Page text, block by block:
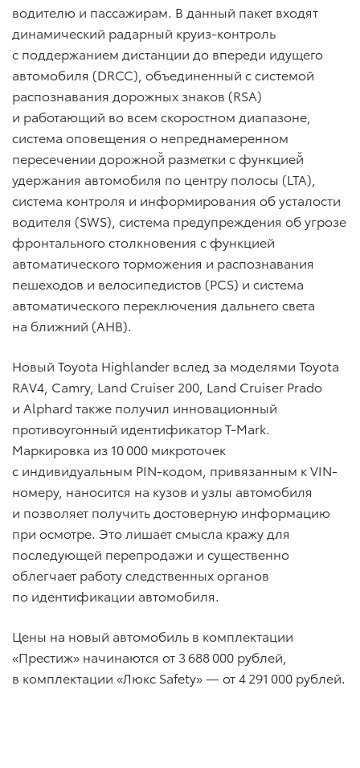
водителю и пассажирам. В данный пакет входят
динамический радарный круиз-контроль
с поддержанием дистанции до впереди идущего
автомобиля (DRCC), объединенный с системой
распознавания дорожных знаков (RSA)
и работающий во всем скоростном диапазоне,
cистема оповещения о непреднамеренном
пересечении дорожной̆ разметки с функцией̆
удержания автомобиля по центру полосы (LTA),
система контроля и информирования об усталости
водителя (SWS), система предупреждения об угрозе
фронтального столкновения с функцией
автоматического торможения и распознавания
пешеходов и велосипедистов (PCS) и система
автоматического переключения дальнего света
на ближний (AHB).
Новый Toyota Highlander вслед за моделями Toyota
RAV4, Camry, Land Cruiser 200, Land Cruiser Prado
и Alphard также получил инновационный
противоугонный идентификатор T-Mark.
Маркировка из 10 000 микроточек
с индивидуальным PIN-кодом, привязанным к VIN-
номеру, наносится на кузов и узлы автомобиля
и позволяет получить достоверную информацию
при осмотре. Это лишает смысла кражу для
последующей перепродажи и существенно
облегчает работу следственных органов
по идентификации автомобиля.
Цены на новый автомобиль в комплектации
«Престиж» начинаются от 3 688 000 рублей,
в комплектации «Люкс Safety» — от 4 291 000 рублей.